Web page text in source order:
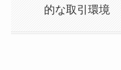
的な取引環境